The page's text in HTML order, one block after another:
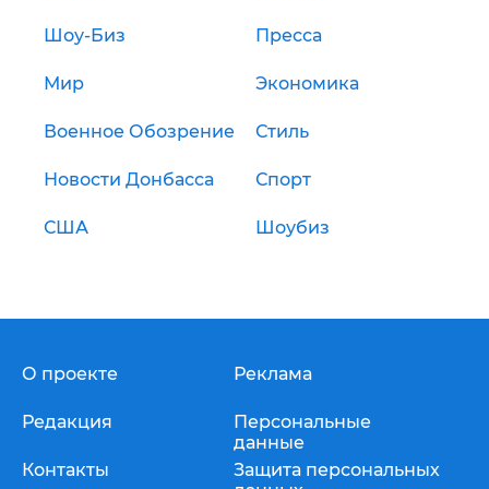
Шоу-Биз Пресса
Мир Экономика
Военное Обозрение Стиль
Новости Донбасса Спорт
США Шоубиз
О проекте
Редакция
Контакты
Реклама
Персональные
данные
Защита персональных